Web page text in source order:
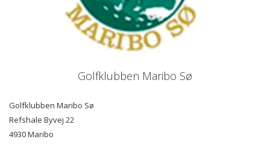
Golfklubben Maribo Sø
Golfklubben Maribo Sø
Refshale Byvej 22
4930 Maribo